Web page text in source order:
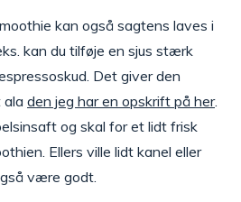
kan også sagtens laves i
kan du tilføje en sjus stærk
Det giver den
den jeg har en opskrift på her.
og skal for et lidt frisk
Ellers ville lidt kanel eller
være godt.